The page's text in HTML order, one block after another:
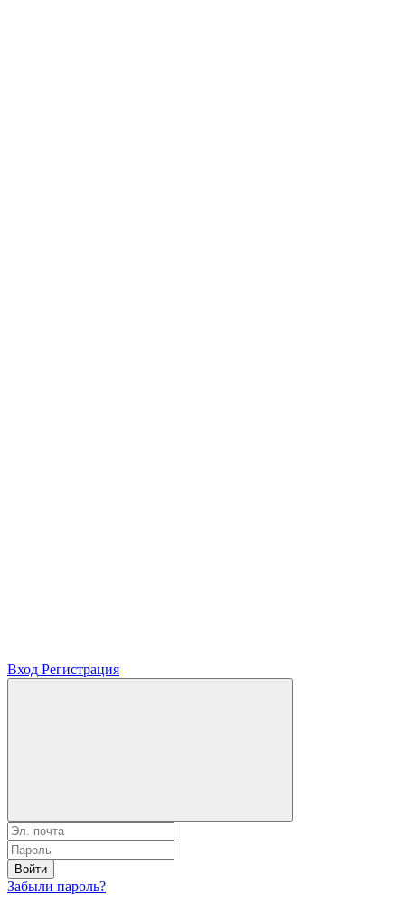
Вход Регистрация
Войти
Забыли пароль?